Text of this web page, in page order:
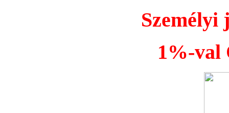
Személyi
1%-val